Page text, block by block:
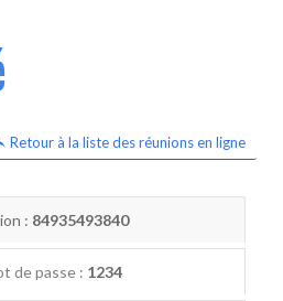
Retour à la liste des réunions en ligne
: 84935493840
de passe : 1234